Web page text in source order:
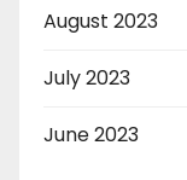
August 2023
July 2023
June 2023